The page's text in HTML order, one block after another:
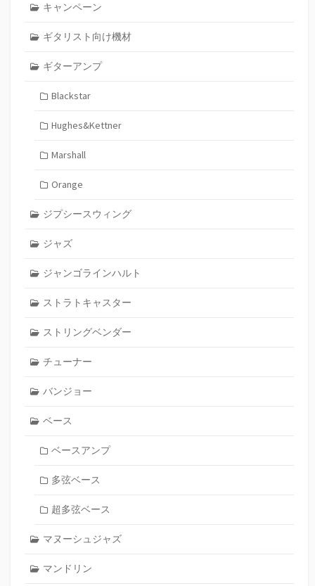
キャンペーン
ギタリスト向け機材
ギターアンプ
Blackstar
Hughes&Kettner
Marshall
Orange
ジプシースウィング
ジャズ
ジャンゴラインハルト
ストラトキャスター
ストリングベンダー
チューナー
バンジョー
ベース
ベースアンプ
多弦ベース
超多弦ベース
マヌーシュジャズ
マンドリン